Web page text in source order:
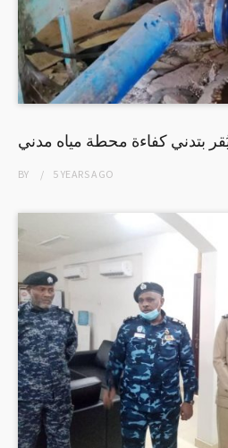
بتدني كفاءة محطة مياه مدني
BY 5 YEARSAGO